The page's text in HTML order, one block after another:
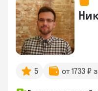
5 от 1733 ₽